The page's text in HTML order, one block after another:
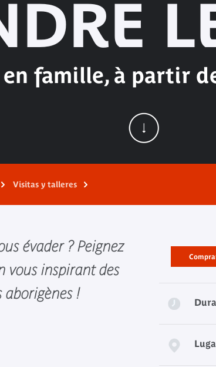
en famille, à partir
Visitas y talleres
évader ? Peignez
vous inspirant des
!